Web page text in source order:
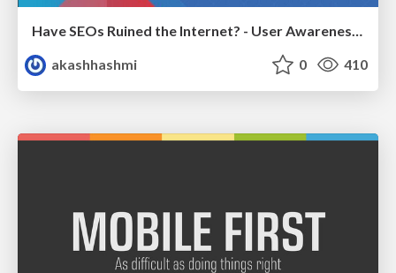
Have SEOs Ruined the Internet? - User Awareness of SEO in 2025
akashhashmi
0 410